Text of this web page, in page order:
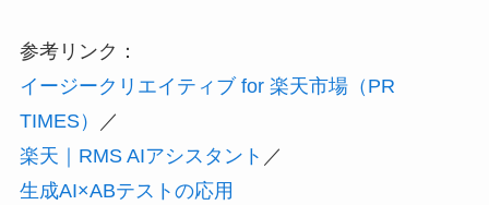
参考リンク：
イージークリエイティブ for 楽天市場（PR
TIMES）
／
楽天｜RMS AIアシスタント ／
生成AI×ABテストの応用